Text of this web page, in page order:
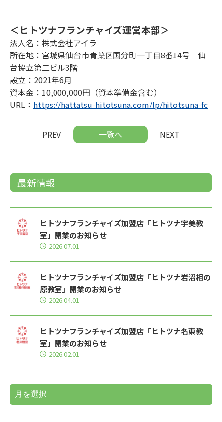
＜ヒトツナフランチャイズ運営本部＞
法人名：株式会社アイラ
所在地：宮城県仙台市青葉区国分町一丁目8番14号 仙
台協立第二ビル3階
設立：2021年6月
資本金：10,000,000円（資本準備金含む）
URL： https://hattatsu-hitotsuna.com/lp/hitotsuna-fc
PREV 一覧へ NEXT
最新情報
ヒトツナフランチャイズ加盟店「ヒトツナ宇美教
室」開業のお知らせ
2026.07.01
ヒトツナフランチャイズ加盟店「ヒトツナ岩沼相の
原教室」開業のお知らせ
2026.04.01
ヒトツナフランチャイズ加盟店「ヒトツナ名東教
室」開業のお知らせ
2026.02.01